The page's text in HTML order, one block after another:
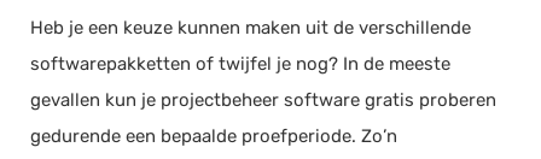
Heb je een keuze kunnen maken uit de verschillende
softwarepakketten of twijfel je nog? In de meeste
gevallen kun je projectbeheer software gratis proberen
gedurende een bepaalde proefperiode. Zo’n